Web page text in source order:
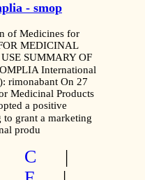
- smop
of Medicines for
MEDICINAL
SUMMARY OF
International
rimonabant On 27
Medicinal Products
a positive
grant a marketing
produ
C
|